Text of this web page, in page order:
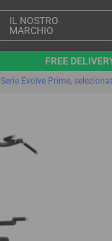
IL NOSTRO
MARCHIO
FREE
Serie Evolve Prime,